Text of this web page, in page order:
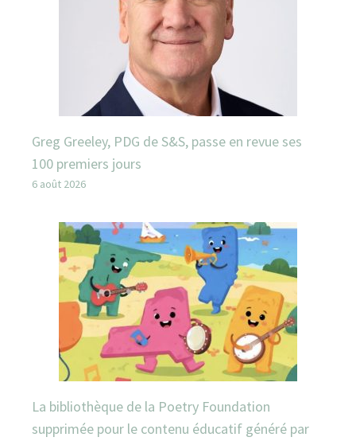
Greg Greeley, PDG de S&S, passe en revue ses
100 premiers jours
6 août 2026
La bibliothèque de la Poetry Foundation
supprimée pour le contenu éducatif généré par